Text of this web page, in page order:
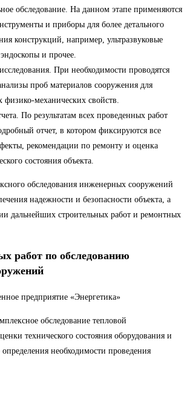
обследование. На данном этапе применяются
и приборы для более детального
конструкций, например, ультразвуковые
и прочее.
При необходимости проводятся
проб материалов сооружения для
физико-механических свойств.
По результатам всех проведенных работ
отчет, в котором фиксируются все
рекомендации по ремонту и оценка
состояния объекта.
обследования инженерных сооружений
надежности и безопасности объекта, а
дальнейших строительных работ и ремонтных
работ по обследованию
предприятие «Энергетика»
обследование тепловой
технического состояния оборудования и
необходимости проведения